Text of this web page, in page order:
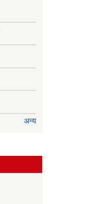
अन्य